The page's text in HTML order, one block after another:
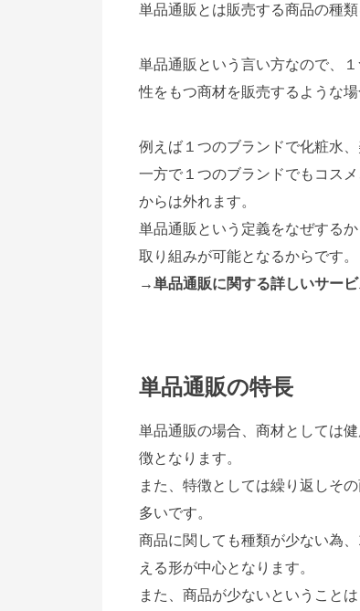
単品通販とは販売する商品の種
単品通販という言い方なので、
性をもつ商材を販売するような
例えば１つのブランドで化粧水
一方で１つのブランドでもコス
からは外れます。
単品通販という定義をなぜする
取り組みが可能となるからです。
→単品通販に関する詳しいサービ
単品通販の特長
単品通販の場合、商材としては
徴となります。
また、特徴としては繰り返しそ
多いです。
商品に関しても種類が少ない為
える形が中心となります。
また、商品が少ないということ